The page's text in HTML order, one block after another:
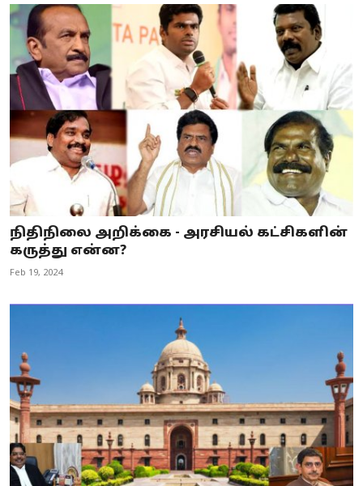
நிதிநிலை அறிக்கை - அரசியல் கட்சிகளின்
கருத்து என்ன?
Feb 19, 2024